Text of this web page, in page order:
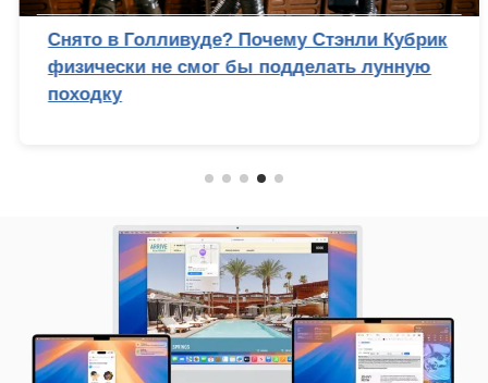
Снято в Голливуде? Почему Стэнли Кубрик
физически не смог бы подделать лунную
походку